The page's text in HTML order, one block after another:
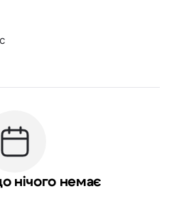
нічого немає